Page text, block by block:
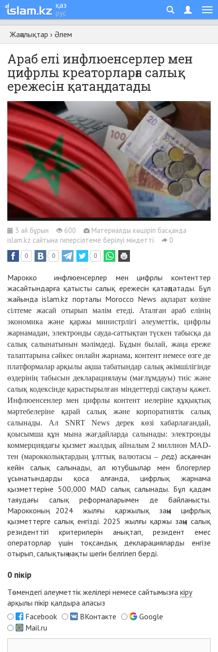
қаз
рус
Жаңалықтар › Әлем
Араб елі инфлюенсерлер мен
цифрлы креаторларға салық
ережесін қатаңдатады
3 ай бұрын 600
Материалды көшіріп басқанда
islam.kz сайтына гиперсілтеме берілуі міндетті
0
0 0 0
Марокко инфлюенсерлер мен цифрлы контенттер
жасайтындарға қатысты салық ережесін қатаңдатады. Бұл
жайында islam.kz порталы Morocco News ақпарат көзіне
сілтеме жасай отырып мәлім етеді. Аталған араб елінің
экономика және қаржы министрлігі әлеуметтік, цифрлы
жарнамадан, электронды сауда-саттықтан түскен табысқа да
салық салынатынын мәлімдеді. Бұдын былай, жаңа ереже
талаптарына сәйкес онлайн жарнама, контент немесе өзге де
платформалар арқылы ақша табатындар салық әкімшілігінде
өздерінің табысын декларациялауы (мағлұмдауы) тиіс және
салық кодексінде қарастырылған міндеттерді сақтауы қажет.
Инфлюенсенлер мен цифрлы контент иелеріне құқықтық
мәртебелеріне қарай салық және корпоративтік салық
салынады. Ал SNRT News дерек көзі хабарлағандай,
қоысымша құн мына жағдайларда салынады: электронды
коммерциядағы қызмет жылдық айналым 2 миллион MAD-
тен (марокколықтардың ұлттық валютасы – ред.) асқаннан
кейін салық салынады, ал ютубшылар мен блогерлер
ұсынатындарды қоса алғанда, цифрлық жарнама
қызметтеріне 500,000 MAD салық салынады. Бұл қадам
таяудағы салық реформаларымен де байланысты.
Марокконың 2024 жылғы қаржылық заңы цифрлық
қызметтерге салық енгізді. 2025 жылғы қаржы заңы салық
резиденттігі критерилерін анықтап, резидент емес
операторлар үшін тоқсандық декларацияларды енгізе
отырып, салықтың нақты шегін белгілеп берді.
0 пікір
Төмендегі әлеуметтік желілері немесе сайтымызға кіру
арқылы пікір қалдыра аласыз
Facebook
ВКонтакте
Google
Mail.ru